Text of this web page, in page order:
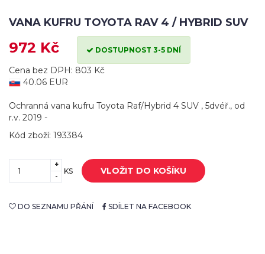
VANA KUFRU TOYOTA RAV 4 / HYBRID SUV
972 Kč DOSTUPNOST 3-5 DNÍ
Cena bez DPH: 803 Kč
40.06 EUR
Ochranná vana kufru Toyota Raf/Hybrid 4 SUV , 5dvéř., od
r.v. 2019 -
Kód zboží: 193384
+
-
KS VLOŽIT DO KOŠÍKU
DO SEZNAMU PŘÁNÍ SDÍLET NA FACEBOOK